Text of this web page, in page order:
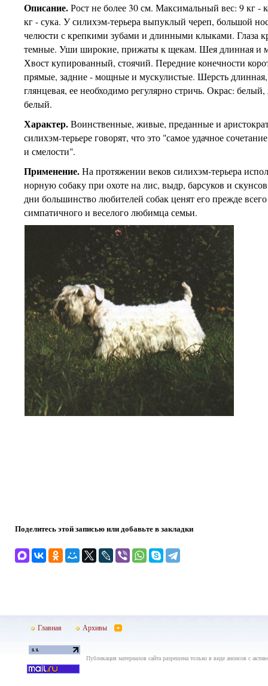
Описание.Рост не более 30 см. Максимальный вес: 9 кг -
кг - сука. У силихэм-терьера выпуклый череп, большой
челюсти с крепкими зубами и длинными клыками. Глаза
темные. Уши широкие, прижаты к щекам. Шея длинная и
Хвост купированный, стоячий. Передние конечности
прямые, задние - мощные и мускулистые. Шерсть длинная,
глянцевая, ее необходимо регулярно стричь. Окрас:
белый.
Характер.Воинственные, живые, преданные и
силихэм-терьере говорят, что это "самое удачное
и смелости".
Применение.На протяжении веков силихэм-терьера
норную собаку при охоте на лис, выдр, барсуков и
дни большинство любителей собак ценят его прежде
симпатичного и веселого любимца семьи.
Поделитесь этой записью или добавьте в закладки
Главная Архивы
Публикация материалов сайта разрешена только в виде анонсов с